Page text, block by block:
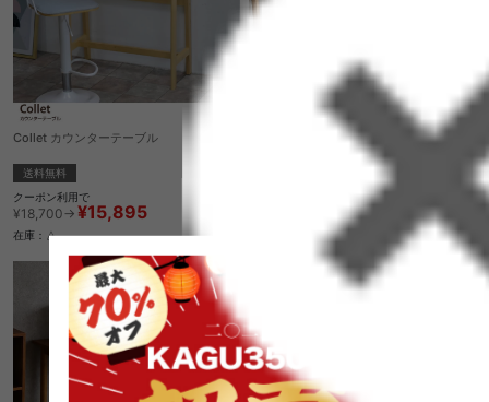
Collet カウンターテーブル
送料無料
クーポン利用で
¥18,700→ ¥15,895
在庫：△
¥18,887